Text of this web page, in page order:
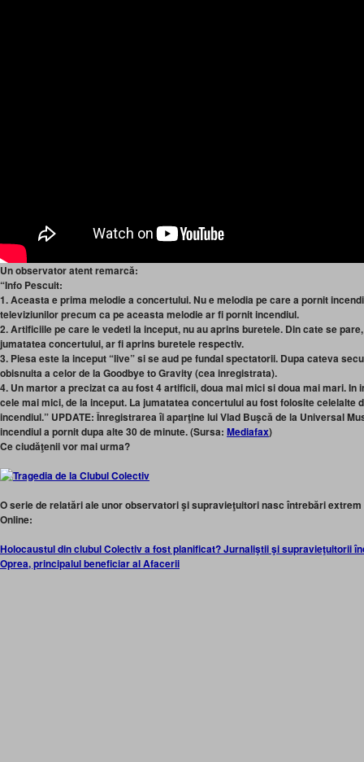
Un observator atent remarcă:
“Info Pescuit:
1. Aceasta e prima melodie a concertului. Nu e melodia pe care a pornit
televiziunilor precum ca pe aceasta melodie ar fi pornit incendiul.
2. Artificiile pe care le vedeti la inceput, nu au aprins buretele. Din cate se
jumatatea concertului, ar fi aprins buretele respectiv.
3. Piesa este la inceput “live” si se aud pe fundal spectatorii. Dupa cateva
obisnuita a celor de la Goodbye to Gravity (cea inregistrata).
4. Un martor a precizat ca au fost 4 artificii, doua mai mici si doua mai mari. In
cele mai mici, de la inceput. La jumatatea concertului au fost folosite celelalte
incendiul.” UPDATE: Înregistrarea îi aparţine lui Vlad Buşcă de la Universal
incendiul a pornit dupa alte 30 de minute. (Sursa: Mediafax)
Ce ciudăţenii vor mai urma?
O serie de relatări ale unor observatori şi supravieţuitori nasc întrebări
Online:
Holocaustul din clubul Colectiv a fost planificat? Jurnaliştii şi supravieţuitorii
Oprea, principalul beneficiar al Afacerii